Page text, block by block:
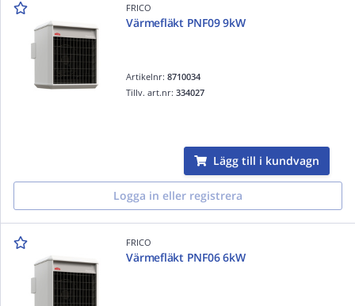
FRICO
Värmefläkt PNF09 9kW
Artikelnr:8710034
Tillv. art.nr:334027
Lägg till i kundvagn
Logga in eller registrera
FRICO
Värmefläkt PNF06 6kW